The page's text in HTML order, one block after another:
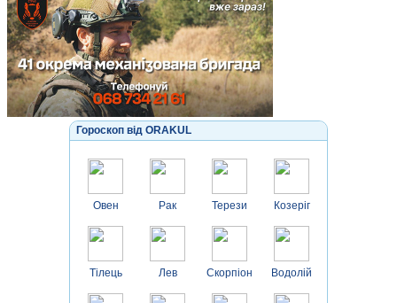
Гороскоп від ORAKUL
Овен
Тілець
Рак
Лев
Терези
Скорпіон
Козеріг
Водолій